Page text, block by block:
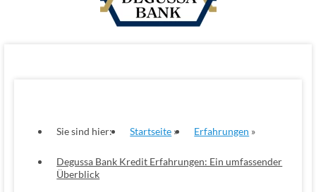
Sie sind hier: Startseite Erfahrungen
Degussa Bank Kredit Erfahrungen: Ein umfassender
Überblick